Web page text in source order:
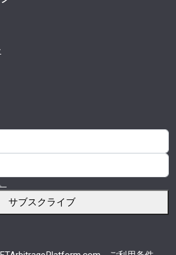
サブスクライブ